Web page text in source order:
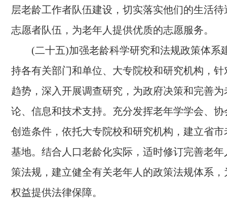
层老龄工作者队伍建设，切实落实他们的生活
志愿者队伍，为老年人提供优质的志愿服务。
(二十五)加强老龄科学研究和法规政策体系
持各有关部门和单位、大专院校和研究机构，
趋势，深入开展调查研究，为政府决策和完善
论、信息和技术支持。充分发挥老年学学会、
创造条件，依托大专院校和研究机构，建立省
基地。结合人口老龄化实际，适时修订完善老
策法规，建立健全有关老年人的政策法规体系
权益提供法律保障。